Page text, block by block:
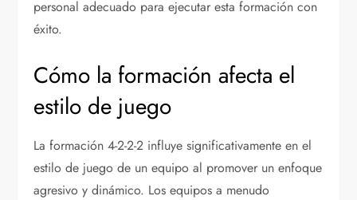
personal adecuado para ejecutar esta formación con
éxito.
Cómo la formación afecta el
estilo de juego
La formación 4-2-2-2 influye significativamente en el
estilo de juego de un equipo al promover un enfoque
agresivo y dinámico. Los equipos a menudo